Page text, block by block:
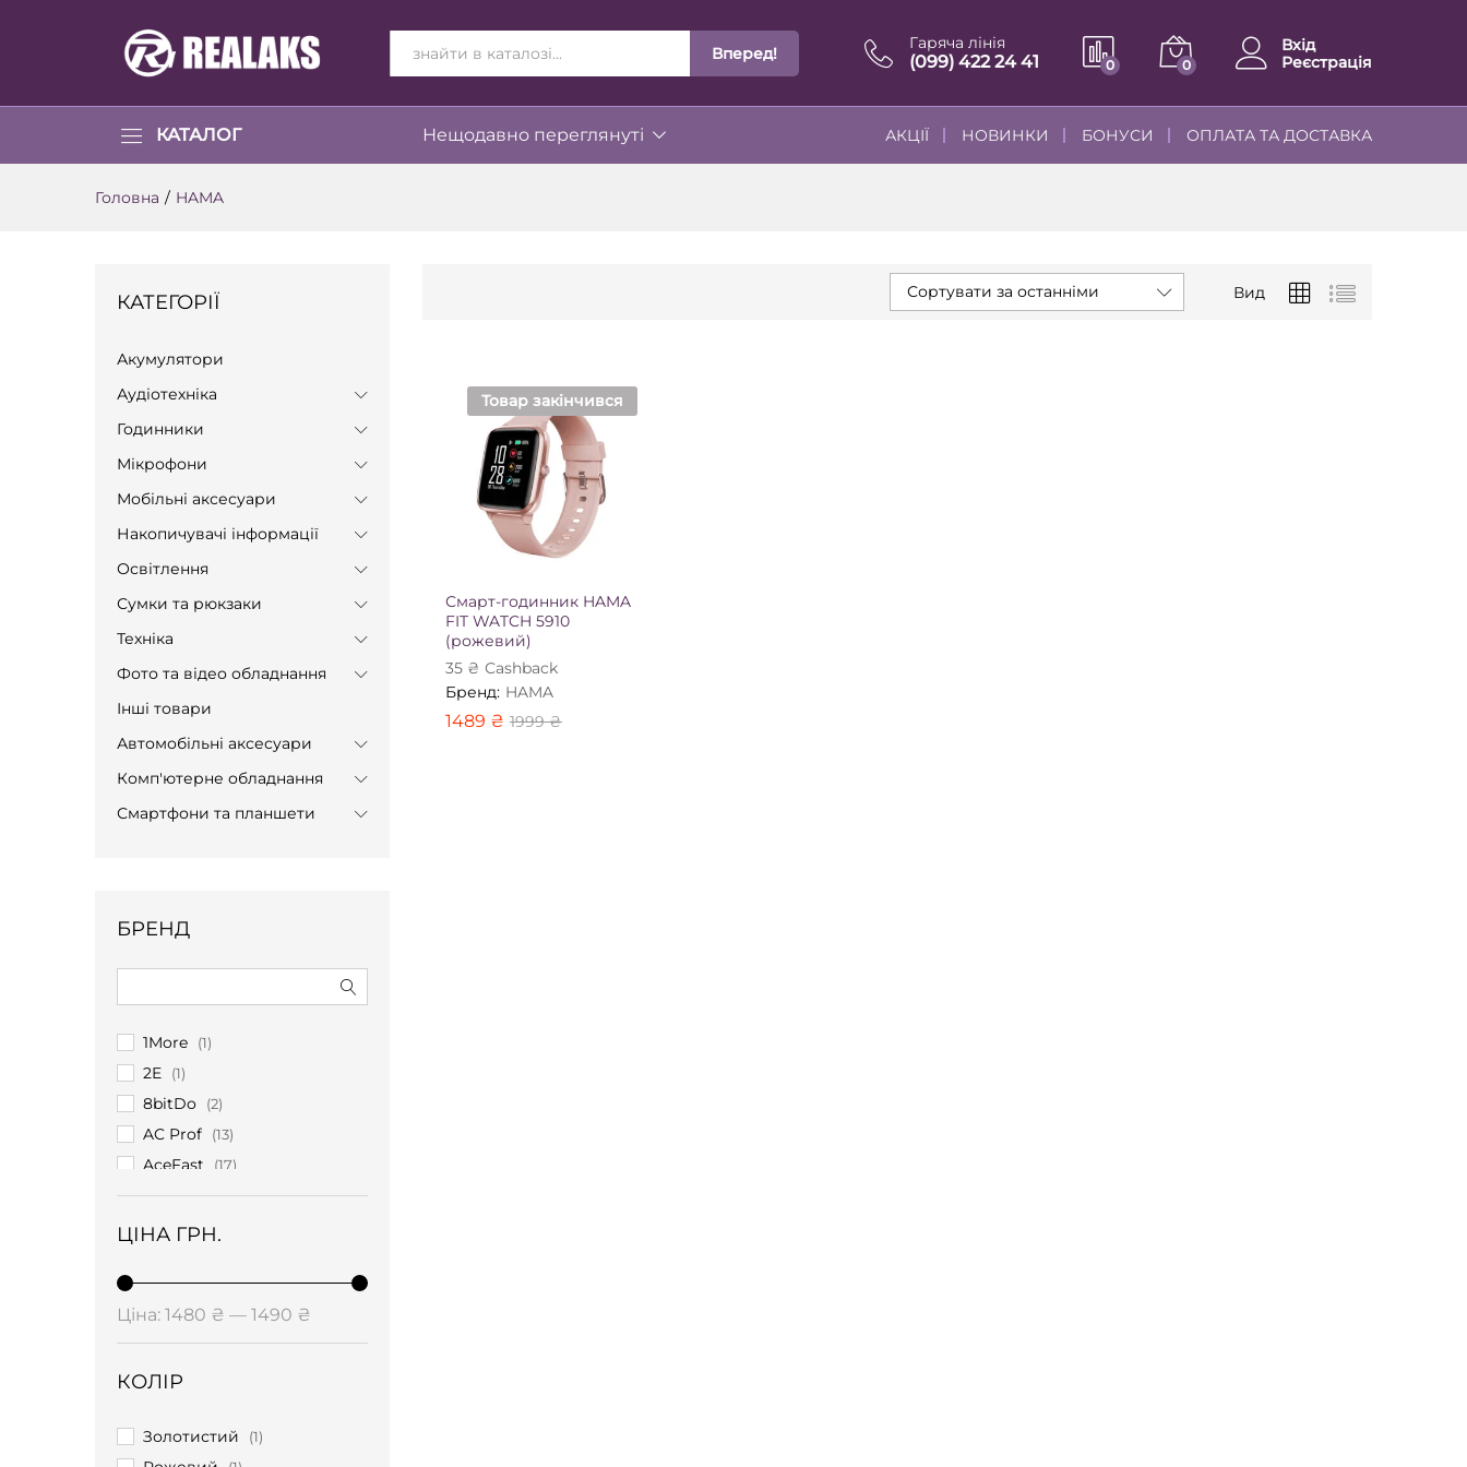
ВСІ КАТЕГОРІЇ Вперед!
Гаряча лінія
(099) 422 24 41 0 0
Вхід
Реєстрація
КАТАЛОГ Нещодавно переглянуті АКЦІЇ НОВИНКИ БОНУСИ ОПЛАТА ТА ДОСТАВКА
Головна / HAMA
Вид
Сортувати за останніми
Товар закінчився
Смарт-годинник HAMA
FIT WATCH 5910
(рожевий)
35 ₴ Сashback
Бренд: HAMA
1489 ₴ 1999₴
1489₴ 1999₴
КАТЕГОРІЇ
Акумулятори
Аудіотехніка
Годинники
Мікрофони
Мобільні аксесуари
Накопичувачі інформації
Освітлення
Сумки та рюкзаки
Техніка
Фото та відео обладнання
Інші товари
Автомобільні аксесуари
Комп'ютерне обладнання
Смартфони та планшети
БРЕНД
1More (1)
2E (1)
8bitDo (2)
AC Prof (13)
AceFast (17)
ADATA (2)
Adidas (2)
Akaso (3)
AKG (2)
Amazon (10)
Anker
Apa (1)
ЦІНА ГРН.
ціна
ціна
Ціна: 1480 ₴ — 1490 ₴
КОЛІР
Золотистий (1)